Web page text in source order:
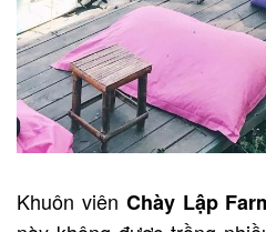
Khuôn viên Chày Lập